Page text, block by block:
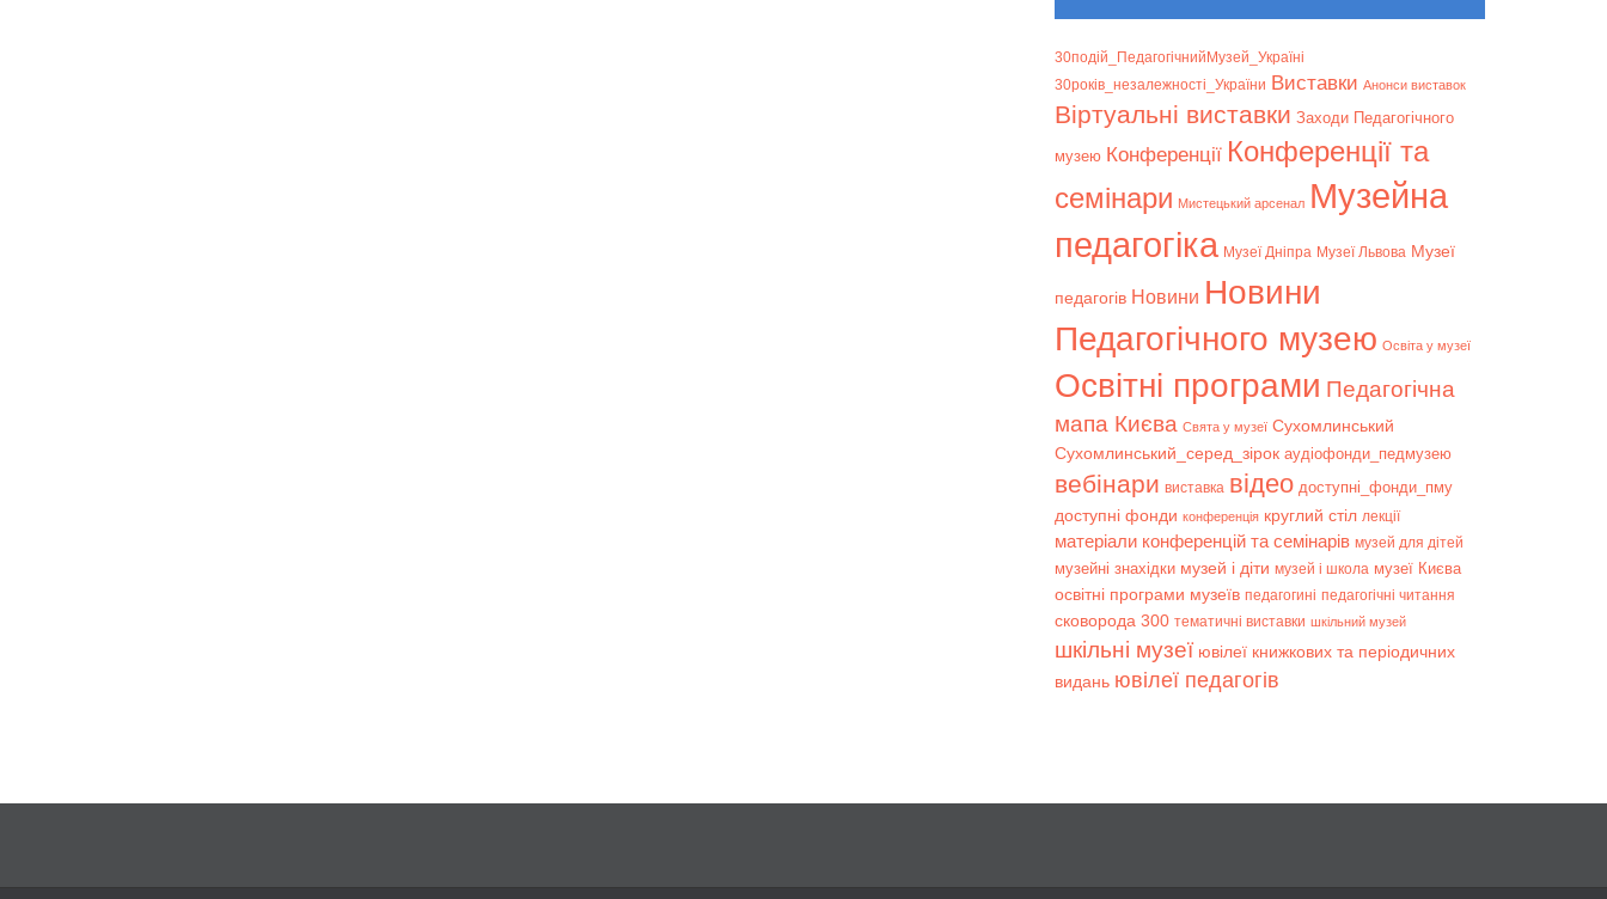
30подій_ПедагогічнийМузей_Україні
30років_незалежності_України Bиставки Анонси виставок
Віртуальні виставки Заходи Педагогічного
музею Конференції Конференції та
семінари Мистецький арсенал Музейна
педагогіка Музеї Дніпра Музеї Львова Музеї
педагогів Новини Новини
Педагогічного музею Освіта у музеї
Освітні програми Педагогічна
мапа Києва Свята у музеї Сухомлинський
Сухомлинський_серед_зірок аудіофонди_педмузею
вебінари виставка відео доступні_фонди_пму
доступні фонди конференція круглий стіл лекції
матеріали конференцій та семінарів музей для дітей
музейні знахідки музей і діти музей і школа музеї Києва
освітні програми музеїв педагогині педагогічні читання
сковорода 300 тематичні виставки шкільний музей
шкільні музеї ювілеї книжкових та періодичних
видань ювілеї педагогів